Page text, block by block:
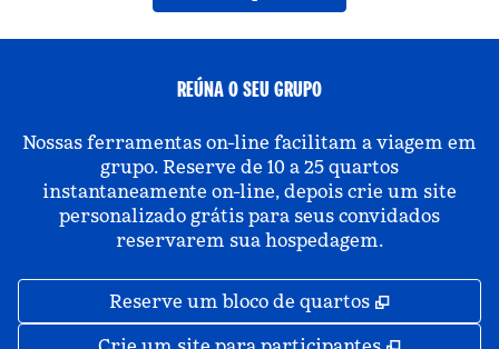
REÚNA O SEU GRUPO
Nossas ferramentas on-line facilitam a viagem em
grupo. Reserve de 10 a 25 quartos
instantaneamente on-line, depois crie um site
personalizado grátis para seus convidados
reservarem sua hospedagem.
Reserve um bloco de quartos ,
,